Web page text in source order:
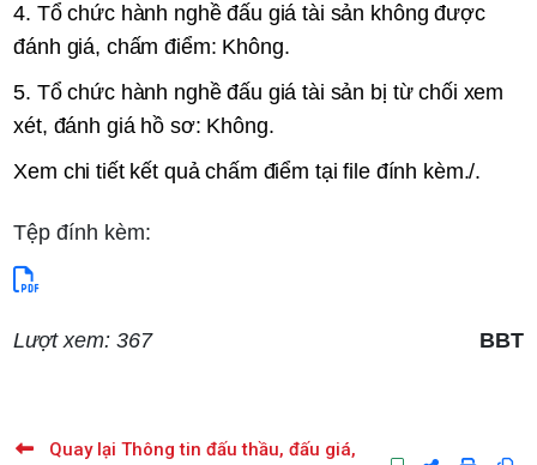
4. Tổ chức hành nghề đấu giá tài sản không được
đánh giá, chấm điểm: Không.
5. Tổ chức hành nghề đấu giá tài sản bị từ chối xem
xét, đánh giá hồ sơ: Không.
Xem chi tiết kết quả chấm điểm tại file đính kèm./.
Tệp đính kèm:
Lượt xem: 367 BBT
Quay lại Thông tin đấu thầu, đấu giá,